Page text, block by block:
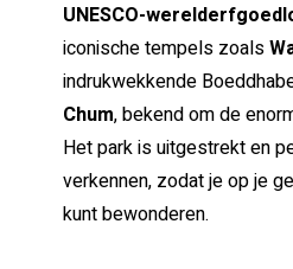
UNESCO-
iconische tempels zoals
indrukwekkende
Chum, bekend om de
Het park is uitgestrekt en
verkennen, zodat je op je
kunt bewonderen.